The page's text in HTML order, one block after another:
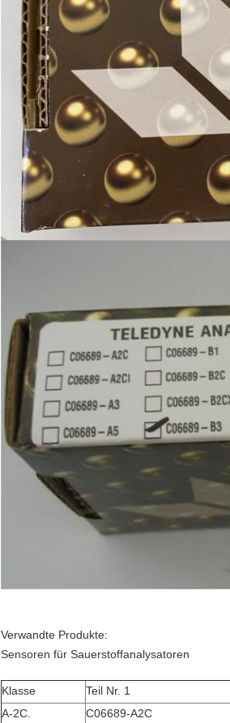
Verwandte Produkte:
Sensoren für Sauerstoffanalysatoren
Klasse Teil Nr. 1
A-2C.
C06689-A2C